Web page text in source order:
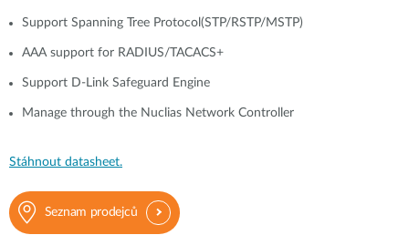
Support Spanning Tree Protocol(STP/RSTP/MSTP)
AAA support for RADIUS/TACACS+
Support D-Link Safeguard Engine
Manage through the Nuclias Network Controller
Stáhnout datasheet.
Seznam prodejců